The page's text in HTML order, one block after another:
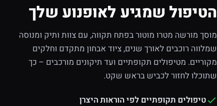
הטיפול שמגיע לאופנוע שלך
מוסך מורשה מטרו מוטור בפתח תקווה, עם צוות ותיק ומנוסה
שמלווה רוכבים לאורך שנים, ציוד אבחון מתקדם וחלקים
מקוריים. מטיפולים תקופתיים ועד תיקונים מורכבים – כך
שתוכלו לחזור לכביש בראש שקט.
טיפולים תקופתיים לפי הוראות היצרן